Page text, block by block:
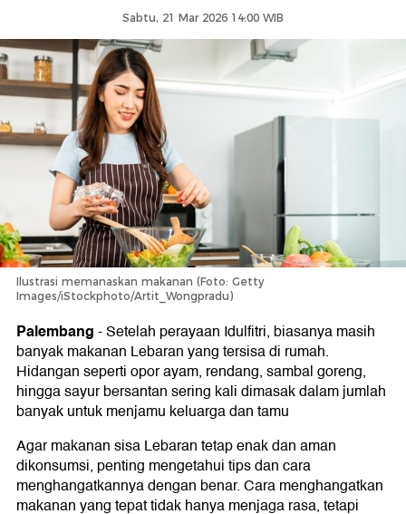
Sabtu, 21 Mar 2026 14:00 WIB
Ilustrasi memanaskan makanan (Foto: Getty
Images/iStockphoto/Artit_Wongpradu)
Palembang-Setelah perayaan Idulfitri, biasanya masih
banyak makanan Lebaran yang tersisa di rumah.
Hidangan seperti opor ayam, rendang, sambal goreng,
hingga sayur bersantan sering kali dimasak dalam jumlah
banyak untuk menjamu keluarga dan tamu
Agar makanan sisa Lebaran tetap enak dan aman
dikonsumsi, penting mengetahui tips dan cara
menghangatkannya dengan benar. Cara menghangatkan
makanan yang tepat tidak hanya menjaga rasa, tetapi